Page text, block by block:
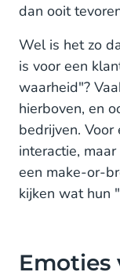
dan ooit
Wel is het zo
is voor een
waarheid"?
hierboven, en
bedrijven.
interactie,
een make-or-
kijken wat hun
Emoties